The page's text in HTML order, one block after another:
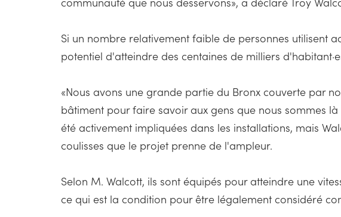
Si un nombre relativement faible de personnes utilisent
potentiel d'atteindre des centaines de milliers
«Nous avons une grande partie du Bronx couverte par
bâtiment pour faire savoir aux gens que nous sommes
été activement impliquées dans les installations, mais
coulisses que le projet prenne de l'ampleur.
Selon M. Walcott, ils sont équipés pour atteindre une
ce qui est la condition pour être légalement considéré